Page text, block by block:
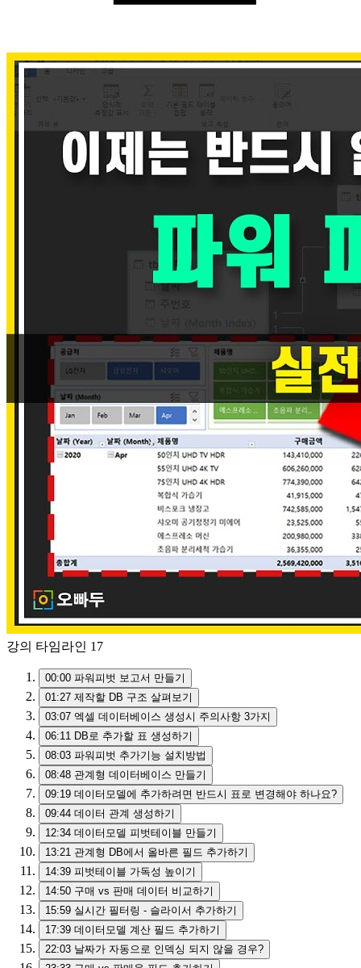
강의 타임라인 17
00:00 파워피벗 보고서 만들기
01:27 제작할 DB 구조 살펴보기
03:07 엑셀 데이터베이스 생성시 주의사항 3가지
06:11 DB로 추가할 표 생성하기
08:03 파워피벗 추가기능 설치방법
08:48 관계형 데이터베이스 만들기
09:19 데이터모델에 추가하려면 반드시 표로 변경해야 하나요?
09:44 데이터 관계 생성하기
12:34 데이터모델 피벗테이블 만들기
13:21 관계형 DB에서 올바른 필드 추가하기
14:39 피벗테이블 가독성 높이기
14:50 구매 vs 판매 데이터 비교하기
15:59 실시간 필터링 - 슬라이서 추가하기
17:39 데이터모델 계산 필드 추가하기
22:03 날짜가 자동으로 인덱싱 되지 않을 경우?